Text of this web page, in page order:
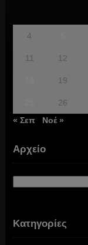
4
11 12
19
26
« Σεπ
Νοέ »
Αρχείο
Κατηγορίες